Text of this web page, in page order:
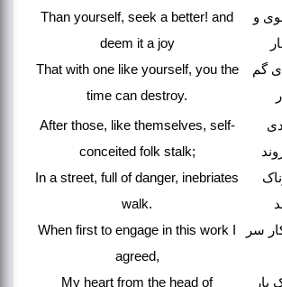
Than yourself, seek a better! and
deem it a joy
That with one like yourself, you the
time can destroy.
و
گم
After those, like themselves, self-
conceited folk stalk;
In a street, full of danger, inebriates
walk.
When first to engage in this work I
agreed,
My heart from the head of
سر
بار